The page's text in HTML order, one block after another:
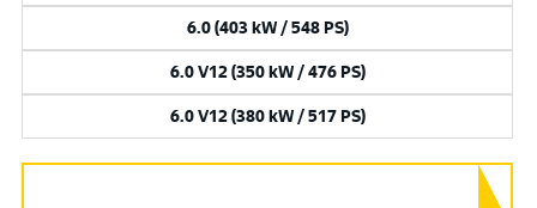
6.0 (403 kW / 548 PS)
6.0 V12 (350 kW / 476 PS)
6.0 V12 (380 kW / 517 PS)